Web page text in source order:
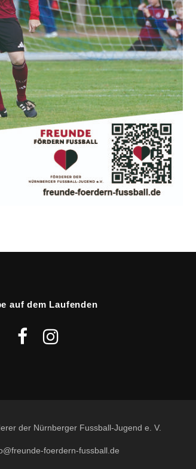
auf dem Laufenden
der Nürnberger Fussball-Jugend e. V.
foerdern-fussball.de